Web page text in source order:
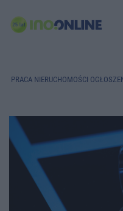
PRACA NIERUCHOMOŚCI